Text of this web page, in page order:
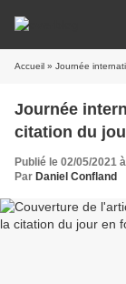
Accueil » Journée
Journée
citation du
Publié le 02/05/2021
Par Daniel Confland